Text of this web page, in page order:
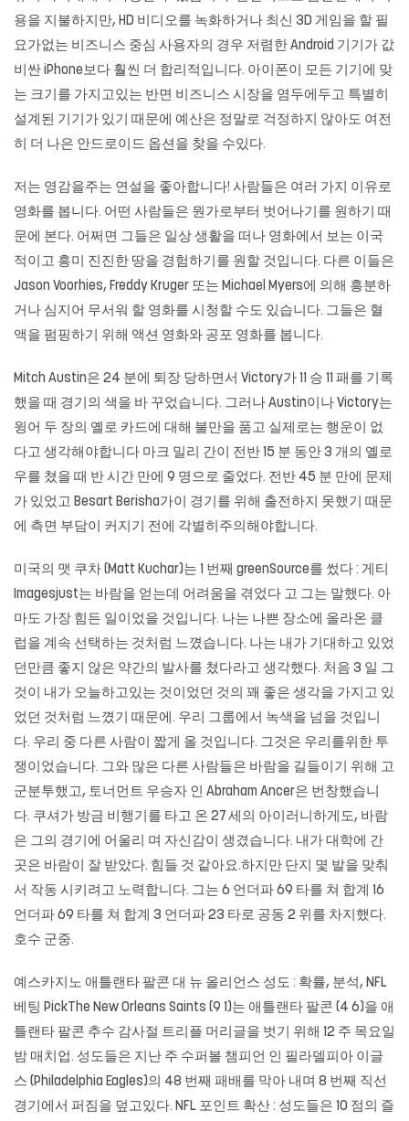
용을 지불하지만, HD 비디오를 녹화하거나 최신 3D 게임을 할 필
요가없는 비즈니스 중심 사용자의 경우 저렴한 Android 기기가 값
비싼 iPhone보다 훨씬 더 합리적입니다. 아이폰이 모든 기기에 맞
는 크기를 가지고있는 반면 비즈니스 시장을 염두에두고 특별히
설계된 기기가 있기 때문에 예산은 정말로 걱정하지 않아도 여전
히 더 나은 안드로이드 옵션을 찾을 수있다.
저는 영감을주는 연설을 좋아합니다! 사람들은 여러 가지 이유로
영화를 봅니다. 어떤 사람들은 뭔가로부터 벗어나기를 원하기 때
문에 본다. 어쩌면 그들은 일상 생활을 떠나 영화에서 보는 이국
적이고 흥미 진진한 땅을 경험하기를 원할 것입니다. 다른 이들은
Jason Voorhies, Freddy Kruger 또는 Michael Myers에 의해 흥분하
거나 심지어 무서워 할 영화를 시청할 수도 있습니다. 그들은 혈
액을 펌핑하기 위해 액션 영화와 공포 영화를 봅니다.
Mitch Austin은 24 분에 퇴장 당하면서 Victory가 11 승 11 패를 기록
했을 때 경기의 색을 바 꾸었습니다. 그러나 Austin이나 Victory는
윙어 두 장의 옐로 카드에 대해 불만을 품고 실제로는 행운이 없
다고 생각해야합니다 마크 밀리 간이 전반 15 분 동안 3 개의 옐로
우를 쳤을 때 반 시간 만에 9 명으로 줄었다. 전반 45 분 만에 문제
가 있었고 Besart Berisha가이 경기를 위해 출전하지 못했기 때문
에 측면 부담이 커지기 전에 각별히주의해야합니다.
미국의 맷 쿠차 (Matt Kuchar)는 1 번째 greenSource를 썼다 : 게티
Imagesjust는 바람을 얻는데 어려움을 겪었다 고 그는 말했다. 아
마도 가장 힘든 일이었을 것입니다. 나는 나쁜 장소에 올라온 클
럽을 계속 선택하는 것처럼 느꼈습니다. 나는 내가 기대하고 있었
던만큼 좋지 않은 약간의 발사를 쳤다라고 생각했다. 처음 3 일 그
것이 내가 오늘하고있는 것이었던 것의 꽤 좋은 생각을 가지고 있
었던 것처럼 느꼈기 때문에. 우리 그룹에서 녹색을 넘을 것입니
다. 우리 중 다른 사람이 짧게 올 것입니다. 그것은 우리를위한 투
쟁이었습니다. 그와 많은 다른 사람들은 바람을 길들이기 위해 고
군분투했고, 토너먼트 우승자 인 Abraham Ancer은 번창했습니
다. 쿠셔가 방금 비행기를 타고 온 27 세의 아이러니하게도, 바람
은 그의 경기에 어울리 며 자신감이 생겼습니다. 내가 대학에 간
곳은 바람이 잘 받았다. 힘들 것 같아요.하지만 단지 몇 발을 맞춰
서 작동 시키려고 노력합니다. 그는 6 언더파 69 타를 쳐 합계 16
언더파 69 타를 쳐 합계 3 언더파 23 타로 공동 2 위를 차지했다.
호수 군중.
예스카지노 애틀랜타 팔콘 대 뉴 올리언스 성도 : 확률, 분석, NFL
베팅 PickThe New Orleans Saints (9 1)는 애틀랜타 팔콘 (4 6)을 애
틀랜타 팔콘 추수 감사절 트리플 머리글을 벗기 위해 12 주 목요일
밤 매치업. 성도들은 지난 주 수퍼볼 챔피언 인 필라델피아 이글
스 (Philadelphia Eagles)의 48 번째 패배를 막아 내며 8 번째 직선
경기에서 퍼짐을 덮고있다. NFL 포인트 확산 : 성도들은 10 점의 즐